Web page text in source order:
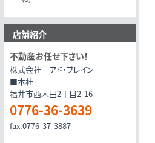
店舗紹介
不動産お任せ下さい！
株式会社 アド・ブレイン
■本社
福井市西木田2丁目2-16
0776-36-3639
fax.0776-37-3887